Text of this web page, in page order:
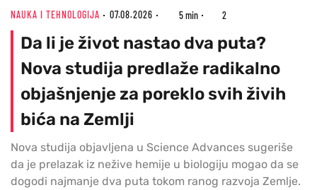
NAUKA I TEHNOLOGIJA 07.08.2026 5 min 2
Da li je život nastao dva puta?
Nova studija predlaže radikalno
objašnjenje za poreklo svih živih
bića na Zemlji
Nova studija objavljena u Science Advances sugeriše
da je prelazak iz nežive hemije u biologiju mogao da se
dogodi najmanje dva puta tokom ranog razvoja Zemlje.